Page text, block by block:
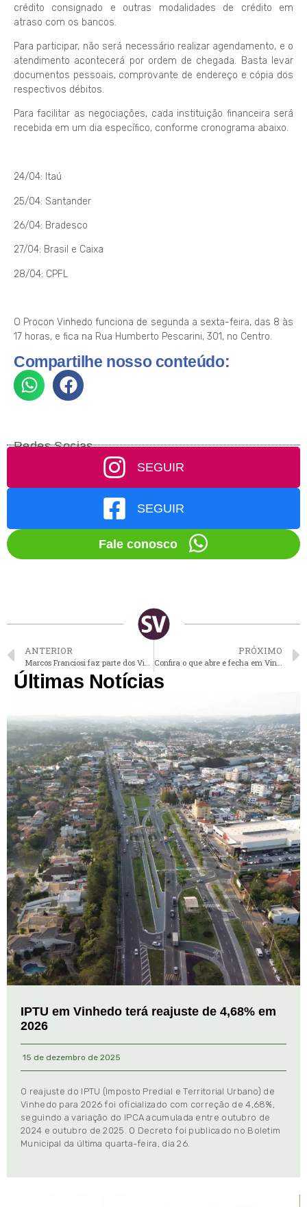
crédito consignado e outras modalidades de crédito em
atraso com os bancos.
Para participar, não será necessário realizar agendamento, e o
atendimento acontecerá por ordem de chegada. Basta levar
documentos pessoais, comprovante de endereço e cópia dos
respectivos débitos.
Para facilitar as negociações, cada instituição financeira será
recebida em um dia específico, conforme cronograma abaixo.
24/04: Itaú
25/04: Santander
26/04: Bradesco
27/04: Brasil e Caixa
28/04: CPFL
O Procon Vinhedo funciona de segunda a sexta-feira, das 8 às
17 horas, e fica na Rua Humberto Pescarini, 301, no Centro.
Compartilhe nosso conteúdo:
Redes Socias
SEGUIR
SEGUIR
Fale conosco
ANTERIOR PRÓXIMO
Últimas Notícias
IPTU em Vinhedo terá reajuste de 4,68% em
2026
15 de dezembro de 2025
O reajuste do IPTU (Imposto Predial e Territorial Urbano) de
Vinhedo para 2026 foi oficializado com correção de 4,68%,
seguindo a variação do IPCA acumulada entre outubro de
2024 e outubro de 2025. O Decreto foi publicado no Boletim
Municipal da última quarta-feira, dia 26.